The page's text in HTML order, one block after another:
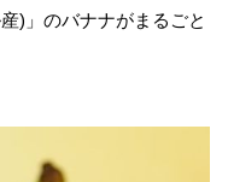
)」のバナナがまるごと